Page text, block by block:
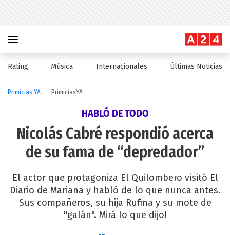
Rating Música Internacionales Últimas Noticias
Primicias YA PrimiciasYA
HABLÓ DE TODO
Nicolás Cabré respondió acerca
de su fama de “depredador”
El actor que protagoniza El Quilombero visitó El
Diario de Mariana y habló de lo que nunca antes.
Sus compañeros, su hija Rufina y su mote de
"galán". Mirá lo que dijo!